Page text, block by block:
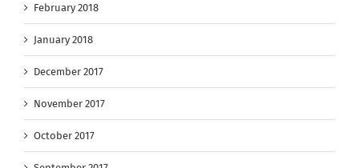
February 2018
January 2018
December 2017
November 2017
October 2017